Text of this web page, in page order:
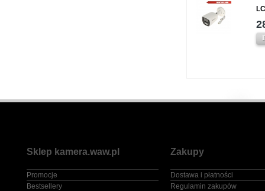
Sklep kamera.waw.pl
Promocje
Bestsellery
Zakupy
Dostawa i płatności
Regulamin zakupów